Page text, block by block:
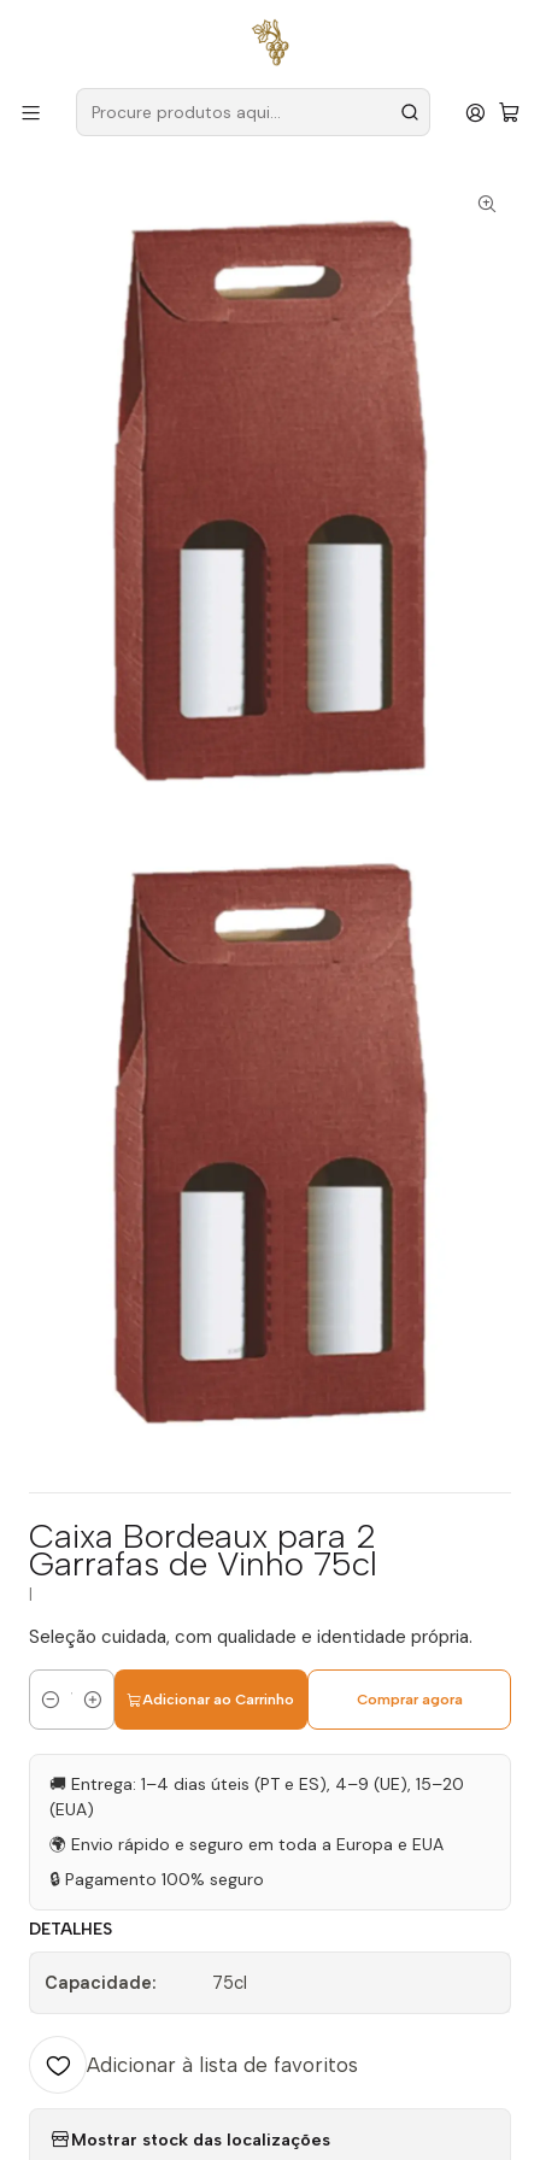
para encomendas a partir de
Para Oferecer
Caixa Bordeaux para 2 Garrafas de Vinho 75cl
Caixa Bordeaux para 2
Garrafas de Vinho 75cl
Seleção cuidada, com qualidade e identidade própria.
Quantidade
Adicionar ao Carrinho Comprar agora
🚚 Entrega: 1–4 dias úteis (PT e ES), 4–9 (UE), 15–20
(EUA)
🌍 Envio rápido e seguro em toda a Europa e EUA
🔒 Pagamento 100% seguro
DETALHES
Capacidade: 75cl
Adicionar à lista de favoritos
Mostrar stock das localizações